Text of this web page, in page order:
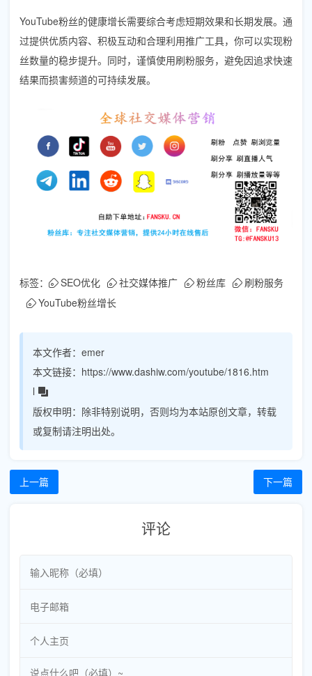
YouTube粉丝的健康增长需要综合考虑短期效果和长期发展。通
过提供优质内容、积极互动和合理利用推广工具，你可以实现粉
丝数量的稳步提升。同时，谨慎使用刷粉服务，避免因追求快速
结果而损害频道的可持续发展。
标签： SEO优化 社交媒体推广 粉丝库
刷粉服务
YouTube粉丝增长
本文作者： emer
本文链接： https://www.dashiw.com/youtube/1816.htm
l
版权申明： 除非特别说明，否则均为本站原创文章，转载
或复制请注明出处。
上一篇 下一篇
评论